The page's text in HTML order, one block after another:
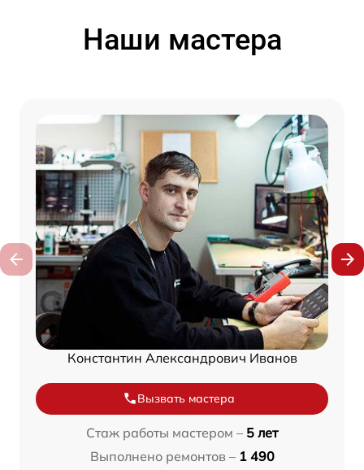
Наши мастера
Константин Александрович Иванов
Вызвать мастера
Стаж работы мастером – 5 лет
Выполнено ремонтов – 1 490